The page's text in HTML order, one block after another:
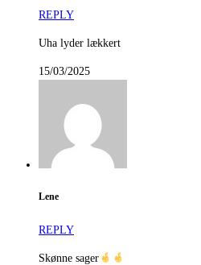
REPLY
Uha lyder lækkert
15/03/2025
Lene
REPLY
Skønne sager